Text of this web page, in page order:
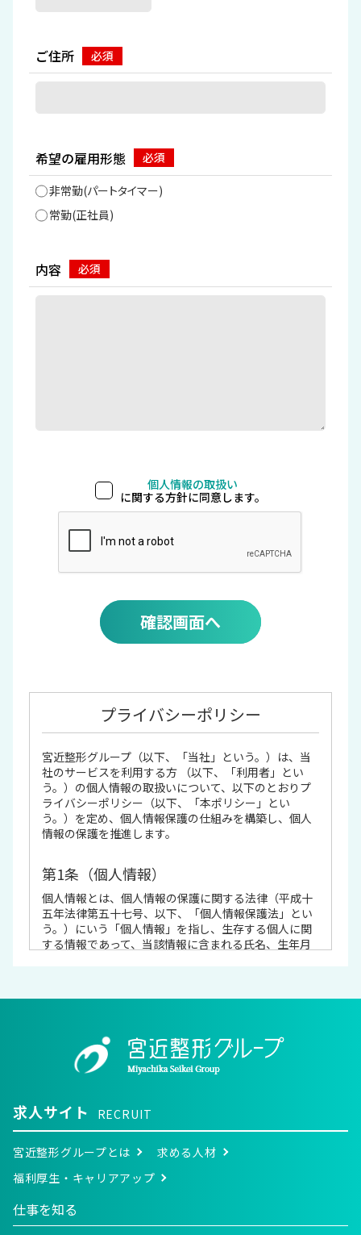
ご住所
希望の雇用形態
非常勤(パートタイマー)
常勤(正社員)
内容
個人情報の取扱い
に関する方針に同意します。
確認画面へ
プライバシーポリシー
宮近整形グループ（以下、「当社」という。）は、当
社のサービスを利用する方 （以下、「利用者」とい
う。）の個人情報の取扱いについて、以下のとおりプ
ライバシーポリシー（以下、「本ポリシー」とい
う。）を定め、個人情報保護の仕組みを構築し、個人
情報の保護を推進します。
第1条（個人情報）
個人情報とは、個人情報の保護に関する法律（平成十
五年法律第五十七号、以下、「個人情報保護法」とい
う。）にいう「個人情報」を指し、生存する個人に関
する情報であって、当該情報に含まれる氏名、生年月
当社は、以下の目的に必要な範囲で、利用者の個人情
報を取得し、これを利用します。
当社サービスの提供・運営のため
人確認を行うことを含む）
ユーザーが利用中のサービスの新機能、更新情
ビスの案内のメールを送付するため
メンテナンス、重要なお知らせなど必要に応じた
ご連絡のため
的でサービスを利用しようとするユーザーの特定
をし、ご利用をお断りするため
求人サイト RECRUIT
宮近整形グループとは
求める人材
福利厚生・キャリアアップ
仕事を知る